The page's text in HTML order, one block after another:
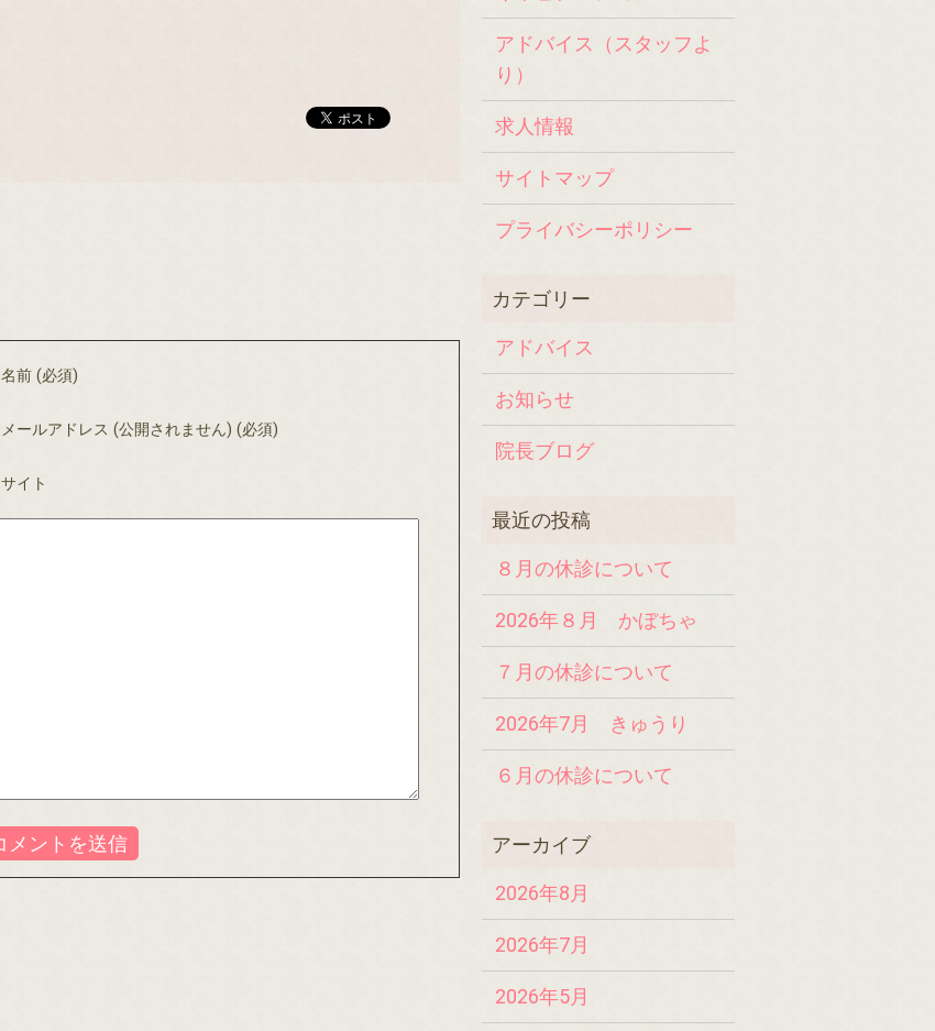
名前 (必須)
メールアドレス (公開されません) (必須)
サイト
アドバイス（スタッフよ
り）
求人情報
サイトマップ
プライバシーポリシー
アドバイス
お知らせ
院長ブログ
８月の休診について
2026年８月 かぼちゃ
７月の休診について
2026年7月 きゅうり
６月の休診について
2026年8月
2026年7月
2026年5月